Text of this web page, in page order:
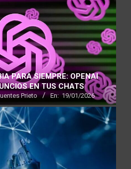
PARA SIEMPRE: OPENAI
EN TUS CHATS
Prieto En: 19/01/2026